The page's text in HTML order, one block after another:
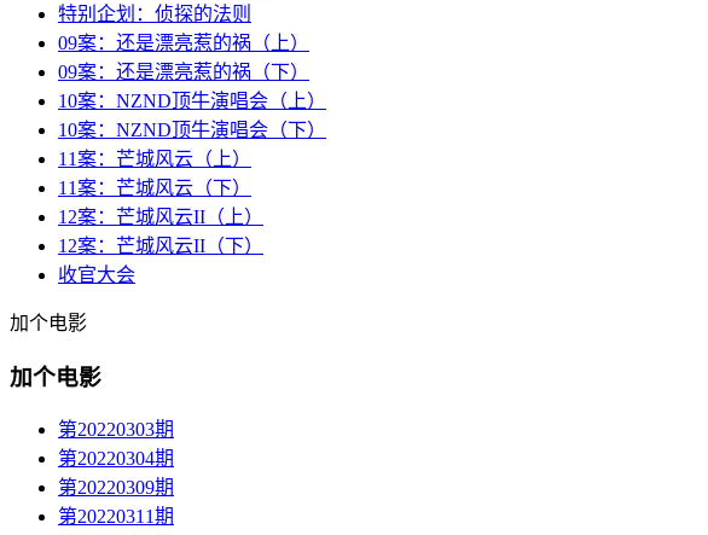
特别企划：侦探的法则
09案：还是漂亮惹的祸（上）
09案：还是漂亮惹的祸（下）
10案：NZND顶牛演唱会（上）
10案：NZND顶牛演唱会（下）
11案：芒城风云（上）
11案：芒城风云（下）
12案：芒城风云II（上）
12案：芒城风云II（下）
收官大会
加个电影
加个电影
第20220303期
第20220304期
第20220309期
第20220311期